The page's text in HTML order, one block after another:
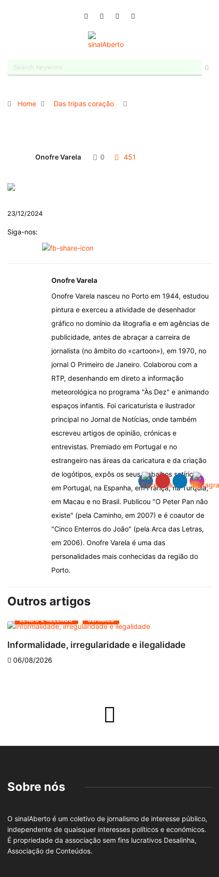
Home Das tripas coração
Onofre Varela 0 451
23/12/2024
Siga-nos:
Onofre Varela
Onofre Varela nasceu no Porto em 1944, estudou
pintura e exerceu a atividade de desenhador
gráfico no domínio da litografia e em agências de
publicidade, antes de abraçar a carreira de
jornalista (no âmbito do «cartoon»), em 1970, no
jornal O Primeiro de Janeiro. Colaborou com a
RTP, desenhando em direto a informação
meteorológica no programa "Às Dez" e animando
espaços infantis. Foi caricaturista e ilustrador
principal no Jornal de Notícias, onde também
escreveu artigos de opinião, crónicas e
entrevistas. Premiado em Portugal e no
estrangeiro nas áreas da caricatura e da criação
de logótipos, expôs os seus trabalhos satíricos
em Portugal, na Espanha, em França, na Turquia,
em Macau e no Brasil. Publicou "O Peter Pan não
existe" (pela Caminho, em 2007) e é coautor de
"Cinco Enterros do João" (pela Arca das Letras,
em 2006). Onofre Varela é uma das
personalidades mais conhecidas da região do
Porto.
Outros artigos
LENDO E RELENDO OLHARES
Informalidade, irregularidade e ilegalidade
06/08/2026
Sobre nós
O sinalAberto é um coletivo de jornalismo de interesse público,
independente de quaisquer interesses políticos e económicos.
É propriedade da associação sem fins lucrativos Desalinha,
Associação de Conteúdos.